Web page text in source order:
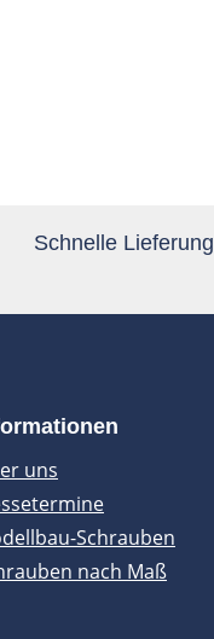
Schnelle Lieferung
uns
Schrauben
nach Maß